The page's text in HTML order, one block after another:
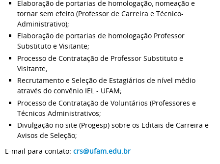
Elaboração de portarias de homologação, nomeação e
tornar sem efeito (Professor de Carreira e Técnico-
Administrativo);
Elaboração de portarias de homologação Professor
Substituto e Visitante;
Processo de Contratação de Professor Substituto e
Visitante;
Recrutamento e Seleção de Estagiários de nível médio
através do convênio IEL - UFAM;
Processo de Contratação de Voluntários (Professores e
Técnicos Administrativos;
Divulgação no site (Progesp) sobre os Editais de Carreira e
Avisos de Seleção;
E-mail para contato: crs@ufam.edu.br